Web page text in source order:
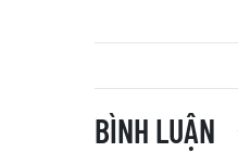
BÌNH LUẬN